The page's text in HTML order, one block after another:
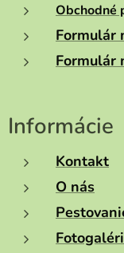
Obchodné
Formulár
Formulár
Informácie
Kontakt
O nás